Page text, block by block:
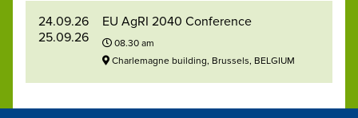
24.09.26
25.09.26
EU AgRI 2040 Conference
08.30 am
Charlemagne building, Brussels, BELGIUM